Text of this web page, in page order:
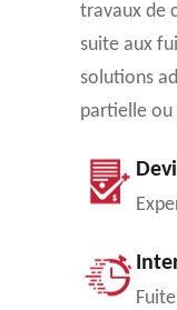
travaux de
suite aux
solutions
partielle ou